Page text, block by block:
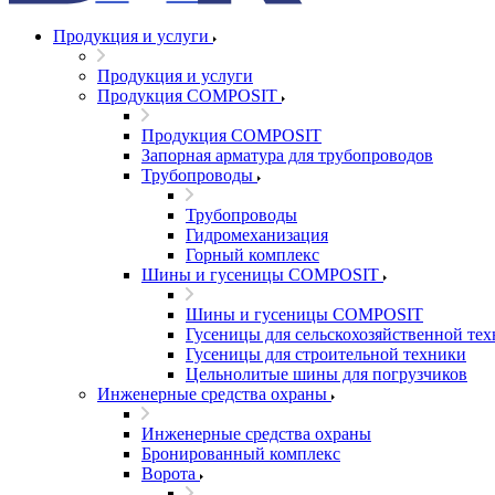
Продукция и услуги
Продукция и услуги
Продукция COMPOSIT
Продукция COMPOSIT
Запорная арматура для трубопроводов
Трубопроводы
Трубопроводы
Гидромеханизация
Горный комплекс
Шины и гусеницы COMPOSIT
Шины и гусеницы COMPOSIT
Гусеницы для сельскохозяйственной
Гусеницы для строительной техники
Цельнолитые шины для погрузчиков
Инженерные средства охраны
Инженерные средства охраны
Бронированный комплекс
Ворота